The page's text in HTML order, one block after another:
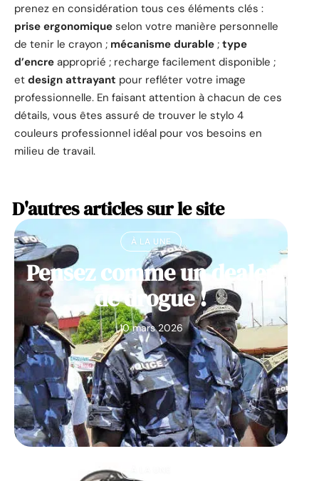
prenez en considération tous ces éléments clés :
prise ergonomique selon votre manière personnelle
de tenir le crayon ; mécanisme durable ; type
d’encre approprié ; recharge facilement disponible ;
et design attrayant pour refléter votre image
professionnelle. En faisant attention à chacun de ces
détails, vous êtes assuré de trouver le stylo 4
couleurs professionnel idéal pour vos besoins en
milieu de travail.
D'autres articles sur le site
À LA UNE
Pensez comme un dealer
de drogue !
10 mars 2026